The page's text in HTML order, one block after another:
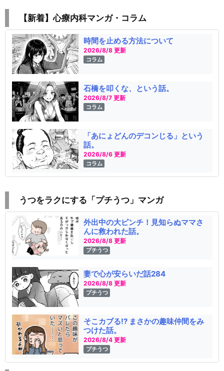
【新着】心療内科マンガ・コラム
時間を止める方法について
2026/8/8 更新
コラム
石橋を叩くな、という話。
2026/8/7 更新
コラム
「あにょどんのデコンじる」という
話。
2026/8/6 更新
コラム
うつをラクにする「プチうつ」マンガ
外出中の大ピンチ！見知らぬママさ
んに救われた話。
2026/8/8 更新
プチうつ
妻で心が安らいだ話284
2026/8/8 更新
プチうつ
そこカブる!? まさかの趣味仲間をみ
つけた話。
2026/8/4 更新
プチうつ